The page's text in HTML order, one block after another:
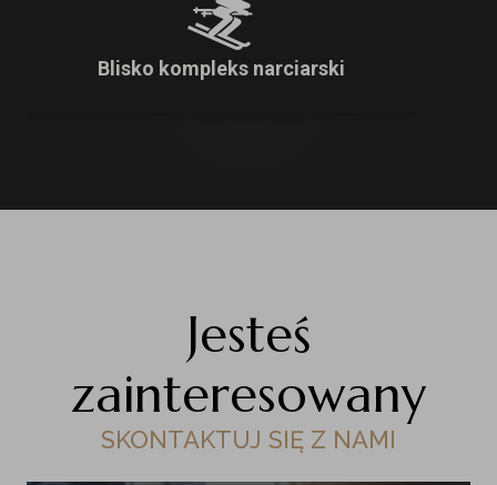
Blisko kompleks narciarski
Jesteś
zainteresowany
SKONTAKTUJ SIĘ Z NAMI